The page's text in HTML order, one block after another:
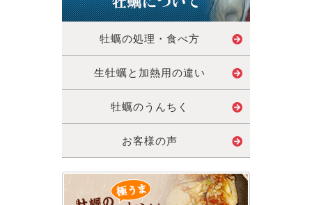
牡蠣の処理・食べ方
生牡蠣と加熱用の違い
牡蠣のうんちく
お客様の声